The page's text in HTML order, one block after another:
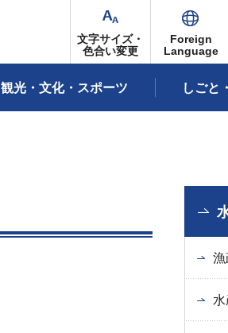
文字サイズ・
色合い変更
Foreign
Language
観光・文化・スポーツ しごと
漁